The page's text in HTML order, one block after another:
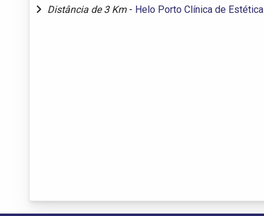
Distância de 3 Km - Helo Porto Clínica de Estética